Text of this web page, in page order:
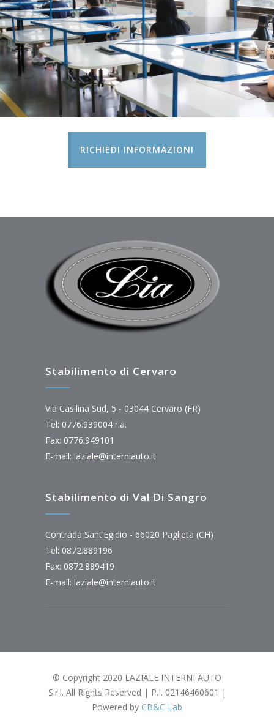
RICHIEDI INFORMAZIONI
Stabilimento di Cervaro
Via Casilina Sud, 5 - 03044 Cervaro (FR)
Tel: 0776.939004 r.a.
Fax: 0776.949101
E-mail: laziale@interniauto.it
Stabilimento di Val Di Sangro
Contrada Sant’Egidio - 66020 Paglieta (CH)
Tel: 0872.889196
Fax: 0872.889419
E-mail: laziale@interniauto.it
© Copyright 2020 LAZIALE INTERNI AUTO
S.r.l. All Rights Reserved | P.I. 02146460601 |
Powered by CB&C Lab